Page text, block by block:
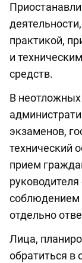
практикой,
и
средств.
В неотложных
экзаменов,
технический
прием
соблюдением
отдельно
Лица,
обратиться в